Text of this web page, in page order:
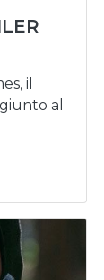
il
al